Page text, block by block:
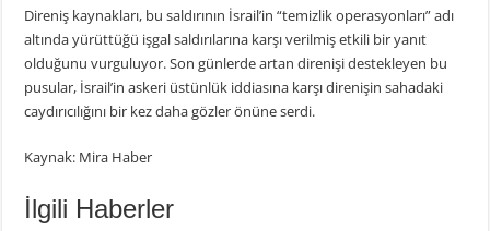
Direniş kaynakları, bu saldırının İsrail’in “temizlik operasyonları” adı
altında yürüttüğü işgal saldırılarına karşı verilmiş etkili bir yanıt
olduğunu vurguluyor. Son günlerde artan direnişi destekleyen bu
pusular, İsrail’in askeri üstünlük iddiasına karşı direnişin sahadaki
caydırıcılığını bir kez daha gözler önüne serdi.
Kaynak: Mira Haber
İlgili Haberler